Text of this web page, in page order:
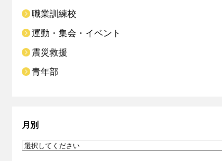
職業訓練校
運動・集会・イベント
震災救援
青年部
月別